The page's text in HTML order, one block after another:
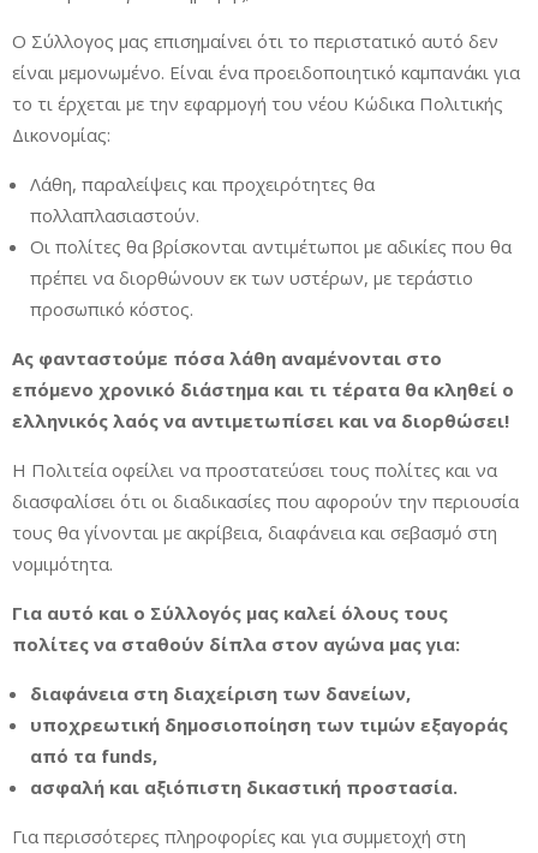
Ο Σύλλογος μας επισημαίνει ότι το περιστατικό αυτό δεν
είναι μεμονωμένο. Είναι ένα προειδοποιητικό καμπανάκι για
το τι έρχεται με την εφαρμογή του νέου Κώδικα Πολιτικής
Δικονομίας:
Λάθη, παραλείψεις και προχειρότητες θα
πολλαπλασιαστούν.
Οι πολίτες θα βρίσκονται αντιμέτωποι με αδικίες που θα
πρέπει να διορθώνουν εκ των υστέρων, με τεράστιο
προσωπικό κόστος.
Ας φανταστούμε πόσα λάθη αναμένονται στο
επόμενο χρονικό διάστημα και τι τέρατα θα κληθεί ο
ελληνικός λαός να αντιμετωπίσει και να διορθώσει!
Η Πολιτεία οφείλει να προστατεύσει τους πολίτες και να
διασφαλίσει ότι οι διαδικασίες που αφορούν την περιουσία
τους θα γίνονται με ακρίβεια, διαφάνεια και σεβασμό στη
νομιμότητα.
Για αυτό και ο Σύλλογός μας καλεί όλους τους
πολίτες να σταθούν δίπλα στον αγώνα μας για:
διαφάνεια στη διαχείριση των δανείων,
υποχρεωτική δημοσιοποίηση των τιμών εξαγοράς
από τα funds,
ασφαλή και αξιόπιστη δικαστική προστασία.
Για περισσότερες πληροφορίες και για συμμετοχή στη